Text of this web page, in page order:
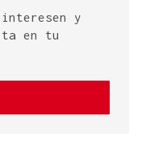
y
en tu